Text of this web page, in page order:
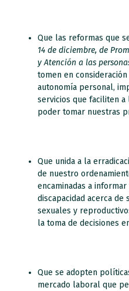
Que las reformas que
14 de diciembre, de
y Atención a las
tomen en
autonomía personal,
servicios que faciliten a
poder tomar nuestras
Que unida a la
de nuestro
encaminadas a
discapacidad acerca de
sexuales y
la toma de decisiones
Que se adopten
mercado laboral que